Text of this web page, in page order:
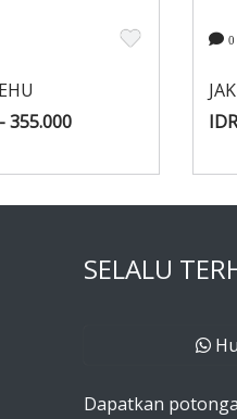
355.000
0
SELALU
Dapatkan